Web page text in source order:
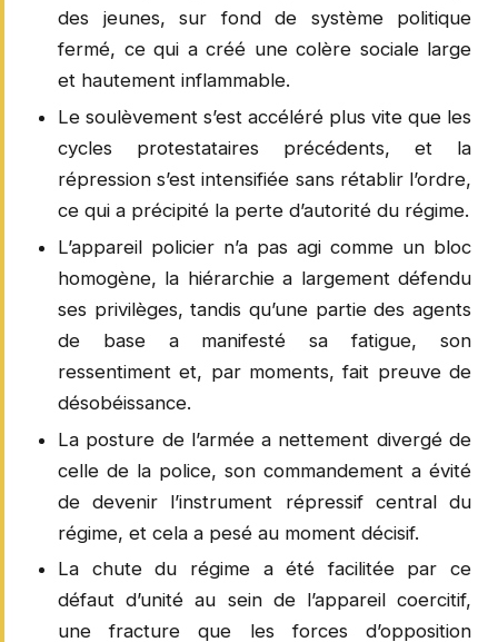
des jeunes, sur fond de système politique
fermé, ce qui a créé une colère sociale large
et hautement inflammable.
Le soulèvement s’est accéléré plus vite que les
cycles protestataires précédents, et la
répression s’est intensifiée sans rétablir l’ordre,
ce qui a précipité la perte d’autorité du régime.
L’appareil policier n’a pas agi comme un bloc
homogène, la hiérarchie a largement défendu
ses privilèges, tandis qu’une partie des agents
de base a manifesté sa fatigue, son
ressentiment et, par moments, fait preuve de
désobéissance.
La posture de l’armée a nettement divergé de
celle de la police, son commandement a évité
de devenir l’instrument répressif central du
régime, et cela a pesé au moment décisif.
La chute du régime a été facilitée par ce
défaut d’unité au sein de l’appareil coercitif,
une fracture que les forces d’opposition